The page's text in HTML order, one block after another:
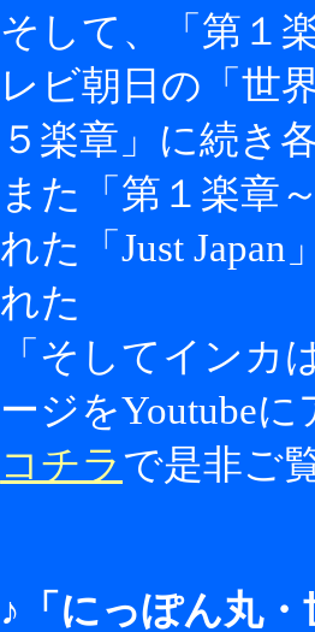
そして、「第１
レビ朝日の「世
５楽章」に続き
また「第１楽章
れた「Just
れた
「そしてインカ
ージをYoutube
コチラ で是非ご
♪「にっぽん丸